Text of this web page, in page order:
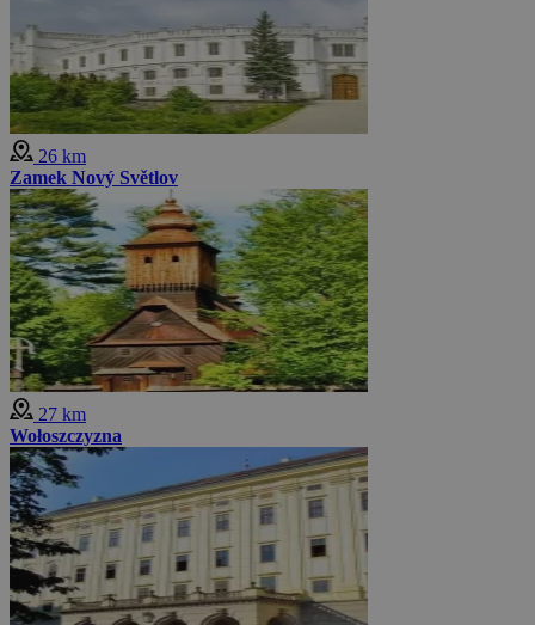
26 km
Zamek Nový Světlov
27 km
Wołoszczyzna